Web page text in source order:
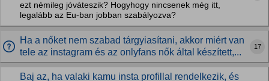
ezt némileg jóváteszik? Hogyhogy nincsenek még itt,
legalább az Eu-ban jobban szabályozva?
Ha a nőket nem szabad tárgyiasítani, akkor miért van
tele az instagram és az onlyfans nők által készített,...
17
Baj az, ha valaki kamu insta profillal rendelkezik, és